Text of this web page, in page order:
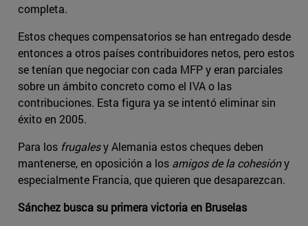
completa.
Estos cheques compensatorios se han entregado desde
entonces a otros países contribuidores netos, pero estos
se tenían que negociar con cada MFP y eran parciales
sobre un ámbito concreto como el IVA o las
contribuciones. Esta figura ya se intentó eliminar sin
éxito en 2005.
Para los frugalesy Alemania estos cheques deben
mantenerse, en oposición a los amigos de la cohesióny
especialmente Francia, que quieren que desaparezcan.
Sánchez busca su primera victoria en Bruselas